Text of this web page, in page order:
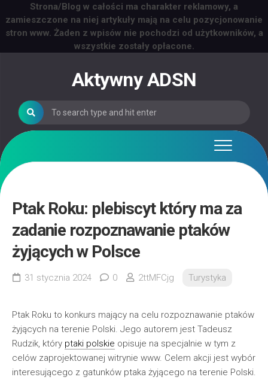
Strona/Blog w całości ma charakter reklamowy, a
zamieszczone na niej artykuły mają na celu pozycjonowanie
stron www. Żaden z wpisów nie pochodzi od użytkowników, a
wszystkie zostały opłacone.
Aktywny ADSN
Ptak Roku: plebiscyt który ma za
zadanie rozpoznawanie ptaków
żyjących w Polsce
31 stycznia 2024 0 2ttMFCjg Turystyka
Ptak Roku to konkurs mający na celu rozpoznawanie ptaków
żyjących na terenie Polski. Jego autorem jest Tadeusz
Rudzik, który ptaki polskie opisuje na specjalnie w tym z
celów zaprojektowanej witrynie www. Celem akcji jest wybór
interesującego z gatunków ptaka żyjącego na terenie Polski.